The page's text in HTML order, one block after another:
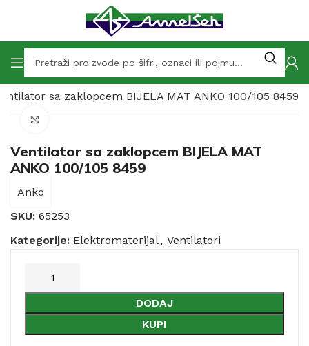
sa zaklopcem BIJELA MAT ANKO 100/105 8459
Ventilator sa zaklopcem BIJELA MAT
ANKO 100/105 8459
Anko
SKU: 65253
Kategorije: Elektromaterijal, Ventilatori
DODAJ
KUPI